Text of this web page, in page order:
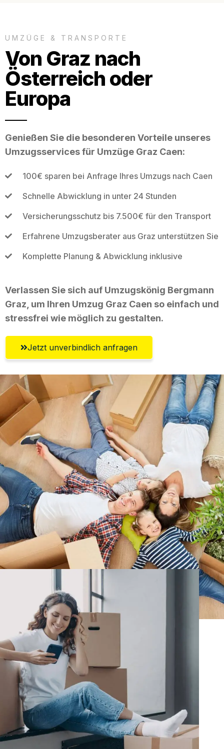
UMZÜGE & TRANSPORTE
Von Graz nach
Österreich oder
Europa
Genießen Sie die besonderen Vorteile unseres
Umzugsservices für Umzüge Graz Caen:
100€ sparen bei Anfrage Ihres Umzugs nach Caen
Schnelle Abwicklung in unter 24 Stunden
Versicherungsschutz bis 7.500€ für den Transport
Erfahrene Umzugsberater aus Graz unterstützen Sie
Komplette Planung & Abwicklung inklusive
Verlassen Sie sich auf Umzugskönig Bergmann
Graz, um Ihren Umzug Graz Caen so einfach und
stressfrei wie möglich zu gestalten.
Jetzt unverbindlich anfragen